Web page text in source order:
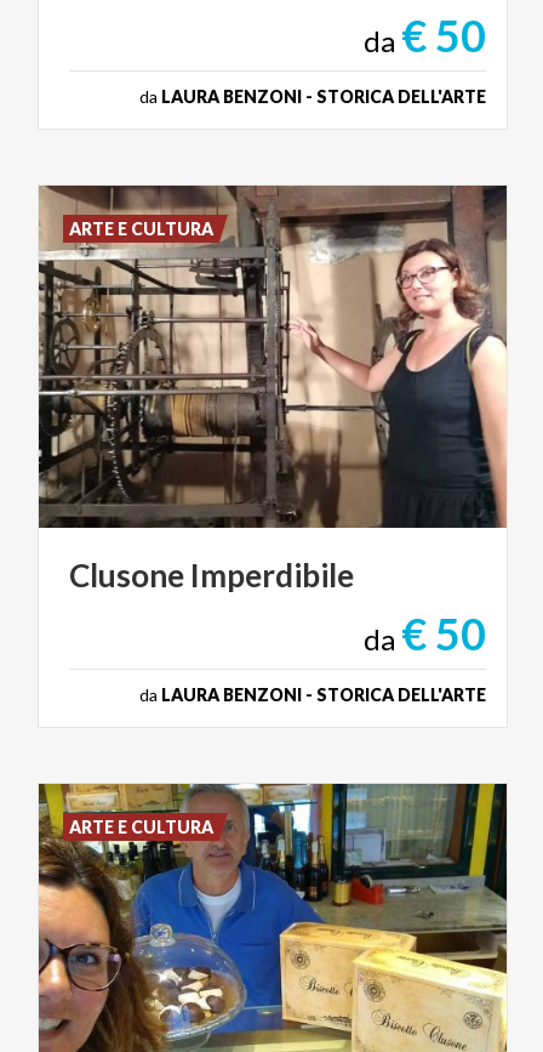
da € 50
da LAURA BENZONI - STORICA DELL'ARTE
Clusone Imperdibile
da € 50
da LAURA BENZONI - STORICA DELL'ARTE
ARTE E CULTURA
ARTE E CULTURA